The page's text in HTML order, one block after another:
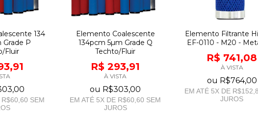
134
Grade P
Fluir
R$60,60 SEM
Elemento Coalescente
134pcm 5µm Grade Q
Techto/Fluir
R$ 293,91
À VISTA
ou R$303,00
EM ATÉ 5X DE R$60,60 SEM
JUROS
Elemento Filtrante
EF-0110 - M20 -
R$ 741,08
À VISTA
ou R$764,00
EM ATÉ 5X DE
JUROS